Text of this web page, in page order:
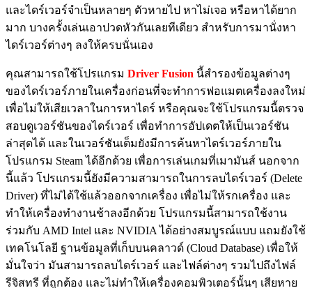
และไดร์เวอร์จำเป็นหลายๆ ตัวหายไป หาไม่เจอ หรือหาได้ยาก
มาก บางครั้งเล่นเอาปวดหัวกันเลยทีเดียว สำหรับการมานั่งหา
ไดร์เวอร์ต่างๆ ลงให้ครบนั่นเอง
คุณสามารถใช้โปรแกรม Driver Fusion นี้สำรองข้อมูลต่างๆ
ของไดร์เวอร์ภายในเครื่องก่อนที่จะทำการฟอแมตเครื่องลงใหม่
เพื่อไม่ให้เสียเวลาในการหาไดร์ หรือคุณจะใช้โปรแกรมนี้ตรวจ
สอบดูเวอร์ชันของไดร์เวอร์ เพื่อทำการอัปเดตให้เป็นเวอร์ชัน
ล่าสุดได้ และในเวอร์ชันเต็มยังมีการค้นหาไดร์เวอร์ภายใน
โปรแกรม Steam ได้อีกด้วย เพื่อการเล่นเกมที่เมามันส์ นอกจาก
นี้แล้ว โปรแกรมนี้ยังมีความสามารถในการลบไดร์เวอร์ (Delete
Driver) ที่ไม่ได้ใช้แล้วออกจากเครื่อง เพื่อไม่ให้รกเครื่อง และ
ทำให้เครื่องทำงานช้าลงอีกด้วย โปรแกรมนี้สามารถใช้งาน
ร่วมกับ AMD Intel และ NVIDIA ได้อย่างสมบูรณ์แบบ แถมยังใช้
เทคโนโลยี ฐานข้อมูลที่เก็บบนคลาวด์ (Cloud Database) เพื่อให้
มั่นใจว่า มันสามารถลบไดร์เวอร์ และไฟล์ต่างๆ รวมไปถึงไฟล์
รีจิสทรี ที่ถูกต้อง และไม่ทำให้เครื่องคอมพิวเตอร์นั้นๆ เสียหาย